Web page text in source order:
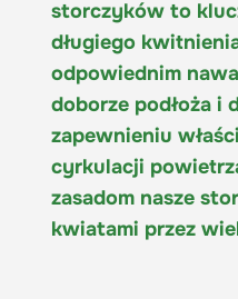
storczyków to
długiego
odpowiednim
doborze podłoża i
zapewnieniu
cyrkulacji
zasadom nasze
kwiatami przez